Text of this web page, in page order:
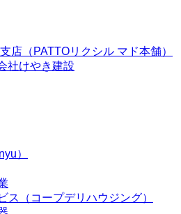
店（PATTOリクシル マド本舗）
社けやき建設
）
ス（コープデリハウジング）